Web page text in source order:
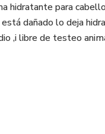
hidratante para
dañado lo deja
,i libre de testeo